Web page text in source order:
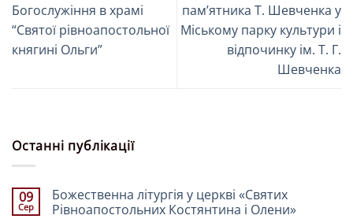
Богослужіння в храмі
“Святої рівноапостольної
княгині Ольги”
памʼятника Т. Шевченка у
Міському парку культури і
відпочинку ім. Т. Г.
Шевченка
Останні публікації
09
Сер
Божественна літургія у церкві «Святих
Рівноапостольних Костянтина і Олени»